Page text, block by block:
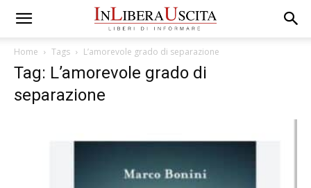
Home Tags L’amorevole grado di separazione
Tag: L’amorevole grado di
separazione